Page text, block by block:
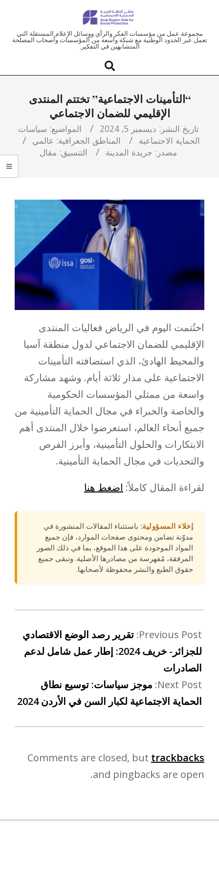
ملتقى
العربية
للحماية
الاجتماعية
مجموعة عمل من مؤسسات الفكر والرأي ووسائل الإعلام المستقلة التي
تعمل عبر الحدود الوطنية مع شبكة واسعة من المؤسسات وأصحاب المصلحة
المتشابهين في التفكير.
“التأمينات الاجتماعية” تختتم المنتدى
الإقليمي للضمان الاجتماعي
تاريخ النشر: ديسمبر 5, 2024 المواضيع: سياسات
الحماية الاجتماعية
المناطق الجغرافية: عالمي
مصدر: جريدة المدينة التنسيق: مقال
اختُتمت اليوم في الرياض فعاليات المنتدى
الإقليمي للضمان الاجتماعي لدول منطقة آسيا
والمحيط الهادئ، الذي استضافته التأمينات
الاجتماعية على مدار ثلاثة أيام. وشهد مشاركة
واسعة من ممثلي المؤسسات الحكومية
والخاصة والخبراء في مجال الحماية التأمينية من
جميع أنحاء العالم، استعرضوا خلال المنتدى أهم
الابتكارات والحلول التأمينية، وأبرز الفرص
والتحديات في مجال الحماية التأمينية.
لقراءة المقال كاملاً: اضغط هنا
إخلاء المسؤولية: باستثناء المقالات المنشورة في
مدوّنة تضامن ومحتوى صفحات الموارد، فإن جميع
المواد الموجودة على هذا الموقع، بما في ذلك الصور
المرفقة، مُفهرسة من مصادرها الأصلية. وتبقى جميع
حقوق الطبع والنشر محفوظة لأصحابها.
Previous Post: تقرير رصد الوضع الاقتصادي
للجزائر- خريف 2024: إطار عمل شامل لدعم
الصادرات
Next Post: موجز سياسات: توسيع نطاق
الحماية الاجتماعية لكبار السن في الأردن 2024
Comments are closed, but trackbacks
and pingbacks are open.